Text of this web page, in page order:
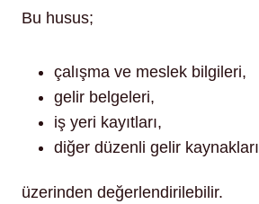
Bu husus;
çalışma ve meslek bilgileri,
gelir belgeleri,
iş yeri kayıtları,
diğer düzenli gelir kaynakları
üzerinden değerlendirilebilir.